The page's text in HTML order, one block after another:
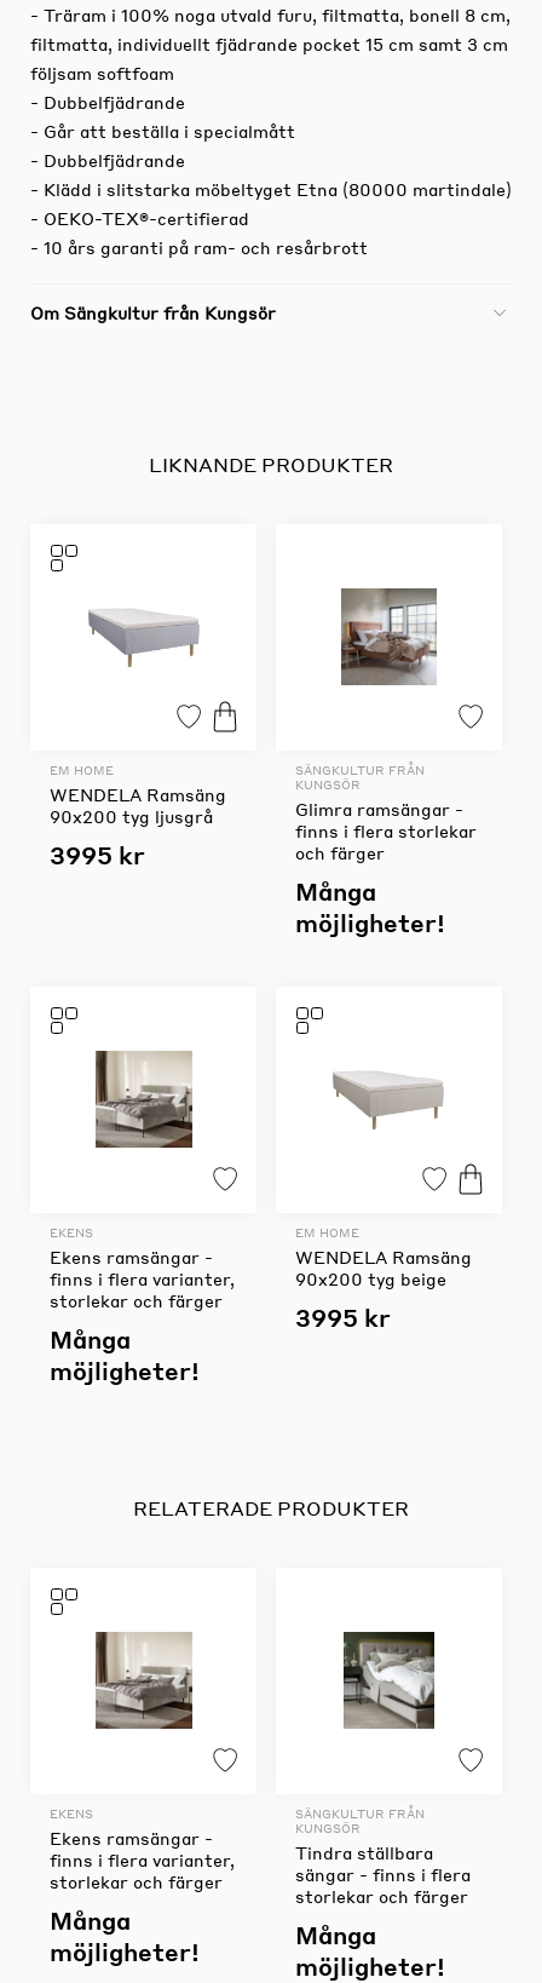
- Träram i 100% noga utvald furu, filtmatta, bonell 8 cm,
filtmatta, individuellt fjädrande pocket 15 cm samt 3 cm
följsam softfoam
- Dubbelfjädrande
- Går att beställa i specialmått
- Dubbelfjädrande
- Klädd i slitstarka möbeltyget Etna (80000 martindale)
- OEKO-TEX®-certifierad
- 10 års garanti på ram- och resårbrott
Om Sängkultur från Kungsör
LIKNANDE PRODUKTER
EM HOME
WENDELA Ramsäng
90x200 tyg ljusgrå
3995 kr
SÄNGKULTUR FRÅN
KUNGSÖR
Glimra ramsängar -
finns i flera storlekar
och färger
Många
möjligheter!
EKENS
Ekens ramsängar -
finns i flera varianter,
storlekar och färger
Många
möjligheter!
EM HOME
WENDELA Ramsäng
90x200 tyg beige
3995 kr
RELATERADE PRODUKTER
EKENS
Ekens ramsängar -
finns i flera varianter,
storlekar och färger
Många
möjligheter!
SÄNGKULTUR FRÅN
KUNGSÖR
Tindra ställbara
sängar - finns i flera
storlekar och färger
Många
möjligheter!